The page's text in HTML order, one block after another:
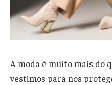
A moda é muito mais do
vestimos para nos